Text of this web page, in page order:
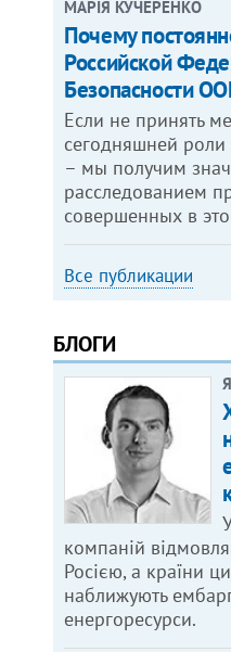
МАРІЯ КУЧЕРЕНКО
​Почему
Российской
Безопасности
Если не принять
сегодняшней
– мы получим
расследованием
совершенных в
Все публикации
БЛОГИ
компаній
Росією, а країни
наближують
енергоресурси.